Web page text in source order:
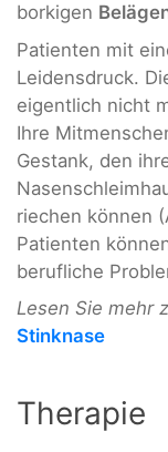
borkigen
Patienten mit
Leidensdruck.
eigentlich nicht
Ihre
Gestank, den
riechen können
Patienten
berufliche
Lesen Sie mehr
Stinknase
Therapie